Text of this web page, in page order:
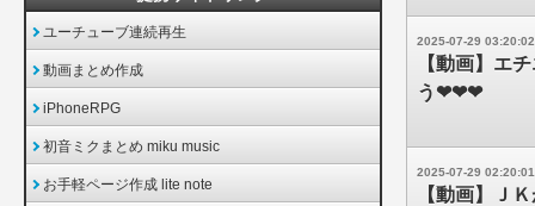
2025-07-29 03:20:02
【動画】エ
う❤❤❤
2025-07-29 02:20:01
【動画】Ｊ
ユーチューブ連続再生
動画まとめ作成
iPhoneRPG
初音ミクまとめ miku music
お手軽ページ作成 lite note